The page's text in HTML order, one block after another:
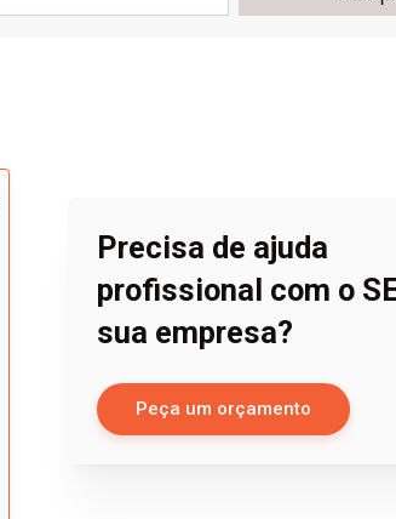
Precisa de ajuda
profissional com o
sua empresa?
Peça um orçamento